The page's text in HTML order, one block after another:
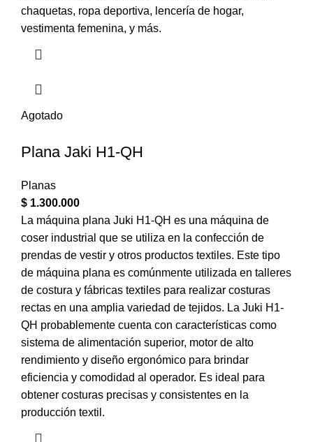
chaquetas, ropa deportiva, lencería de hogar,
vestimenta femenina, y más.
Agotado
Plana Jaki H1-QH
Planas
$ 1.300.000
La máquina plana Juki H1-QH es una máquina de
coser industrial que se utiliza en la confección de
prendas de vestir y otros productos textiles. Este tipo
de máquina plana es comúnmente utilizada en talleres
de costura y fábricas textiles para realizar costuras
rectas en una amplia variedad de tejidos. La Juki H1-
QH probablemente cuenta con características como
sistema de alimentación superior, motor de alto
rendimiento y diseño ergonómico para brindar
eficiencia y comodidad al operador. Es ideal para
obtener costuras precisas y consistentes en la
producción textil.